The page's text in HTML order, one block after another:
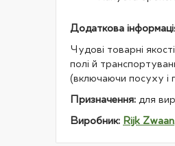
Додаткова
Чудові товарні
полі й
(включаючи посуху і
Призначення: для
Виробник: Rijk Zwaan